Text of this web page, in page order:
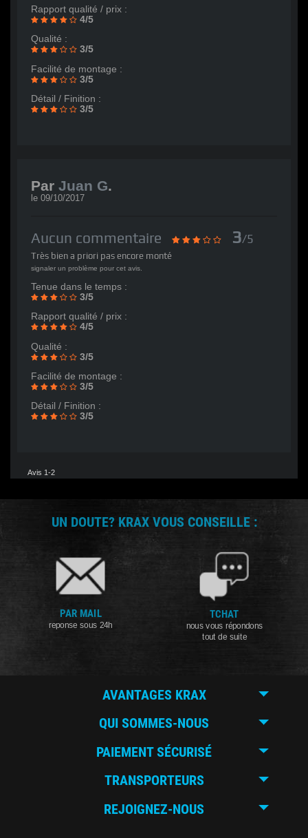
Rapport qualité / prix :
4/5
Qualité :
3/5
Facilité de montage :
3/5
Détail / Finition :
3/5
Par Juan G.
le 09/10/2017
Aucun commentaire 3/5
Très bien a priori pas encore monté
signaler un problème pour cet avis.
Tenue dans le temps :
3/5
Rapport qualité / prix :
4/5
Qualité :
3/5
Facilité de montage :
3/5
Détail / Finition :
3/5
Avis 1-2
UN DOUTE? KRAX VOUS CONSEILLE :
PAR MAIL
reponse sous 24h
TCHAT
nous vous répondons
tout de suite
AVANTAGES KRAX
QUI SOMMES-NOUS
PAIEMENT SÉCURISÉ
TRANSPORTEURS
REJOIGNEZ-NOUS